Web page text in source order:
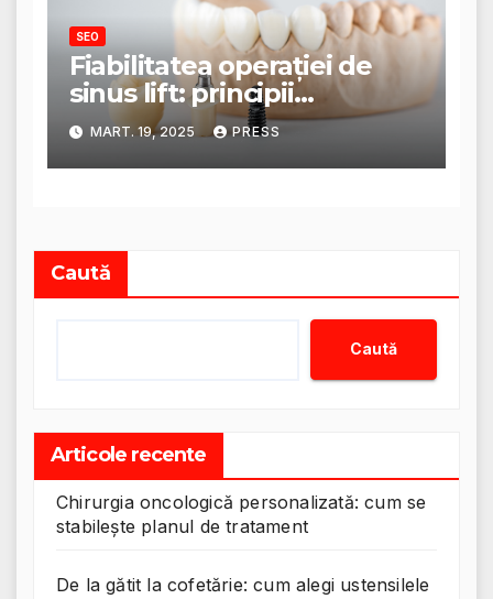
SEO
Fiabilitatea operației de
sinus lift: principii
anatomice și tehnici
moderne
MART. 19, 2025 PRESS
Caută
Caută
Articole recente
Chirurgia oncologică personalizată: cum se
stabilește planul de tratament
De la gătit la cofetărie: cum alegi ustensilele